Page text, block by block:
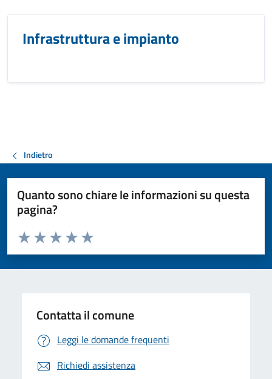
Infrastruttura e impianto
Indietro
Quanto sono chiare le informazioni su questa
pagina?
Valuta da 1 a 5 stelle la pagina
Valuta 5 stelle su 5
Valuta 4 stelle su 5
Valuta 3 stelle su 5
Valuta 2 stelle su 5
Valuta 1 stelle su 5
Contatta il comune
Leggi le domande frequenti
Richiedi assistenza